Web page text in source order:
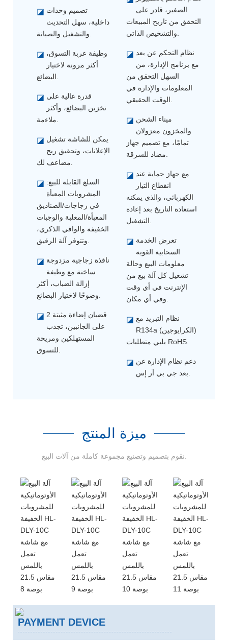
◪ تصميم وحدات
داخلية، سهل التحديث
◪ وظيفة عربة التسوق،
أكثر مرونة لاختيار
◪ قدرة عالية على
تخزين البضائع، وأكثر
◪ يمكن للشاشة تشغيل
الإعلانات، وتحقيق ربح
◪ السلع القابلة للبيع:
المشروبات المعبأة
في زجاجات/الصناديق
المعبأة/المعلبة والوجبات
الخفيفة والواقي الذكري،
◪ نافذة زجاجية مزدوجة
ساخنة مع وظيفة
إزالة الضباب، أكثر
◪ 2 قضبان إضاءة مثبتة
على الجانبين، تجذب
المستهلكين ومريحة
الصغير، قادر على
التحقق من تاريخ المبيعات
◪نظام التحكم عن بعد
مع برنامج الإدارة، من
السهل التحقق من
المعلومات والإدارة في
◪ ميناء الشحن
والمخزون معزولان
تمامًا، مع تصميم جهاز
◪مع جهاز حماية عند
انقطاع التيار
الكهربائي، والذي يمكنه
استعادة التاريخ بعد إعادة
◪ تعرض الخدمة
السحابية القوية
معلومات البيع وحالة
تشغيل كل آلة بيع من
الإنترنت في أي وقت
◪نظام التبريد مع
R134a (الكرايوجين)
يلبي متطلبات RoHS.
◪ دعم نظام الإدارة عن
ميزة المنتج
PAYMENT DEVICE